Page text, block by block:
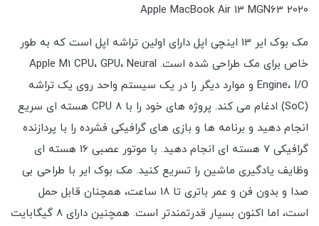
Apple MacBook Air 13 MGN63 2020
مک بوک ایر 13 اینچی اپل دارای اولین تراشه اپل است که به طور
خاص برای مک طراحی شده است. Apple M1 CPU، GPU، Neural
Engine، I/O و موارد دیگر را در یک سیستم واحد روی یک تراشه
(SoC) ادغام می کند. پروژه های خود را با CPU 8 هسته ای سریع
انجام دهید و برنامه ها و بازی های گرافیکی فشرده را با پردازنده
گرافیکی 7 هسته ای انجام دهید. با موتور عصبی 16 هسته ای
وظایف یادگیری ماشین را تسریع کنید. مک بوک ایر با طراحی بی
صدا و بدون فن و عمر باتری تا 18 ساعت، همچنان قابل حمل
است، اما اکنون بسیار قدرتمندتر است. همچنین دارای 8 گیگابایت